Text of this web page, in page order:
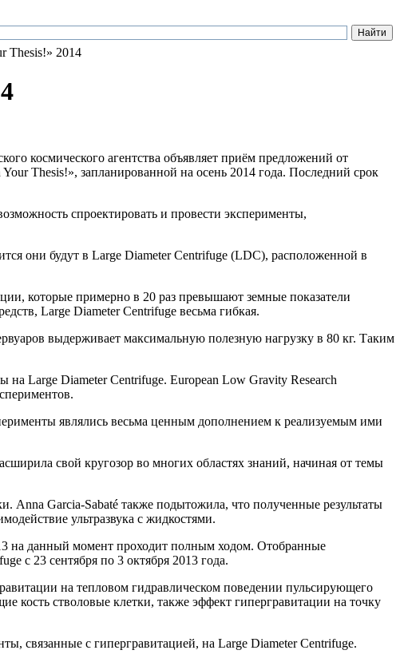
Thesis!» 2014
космического агентства объявляет приём предложений от
Thesis!», запланированной на осень 2014 года. Последний срок
спроектировать и провести эксперименты,
они будут в Large Diameter Centrifuge (LDC), расположенной в
которые примерно в 20 раз превышают земные показатели
Large Diameter Centrifuge весьма гибкая.
выдерживает максимальную полезную нагрузку в 80 кг. Таким
Large Diameter Centrifuge. European Low Gravity Research
являлись весьма ценным дополнением к реализуемым ими
свой кругозор во многих областях знаний, начиная от темы
Anna Garcia-Sabaté также подытожила, что полученные результаты
ультразвука с жидкостями.
на данный момент проходит полным ходом. Отобранные
с 23 сентября по 3 октября 2013 года.
на тепловом гидравлическом поведении пульсирующего
кость стволовые клетки, также эффект гипергравитации на точку
связанные с гипергравитацией, на Large Diameter Centrifuge.